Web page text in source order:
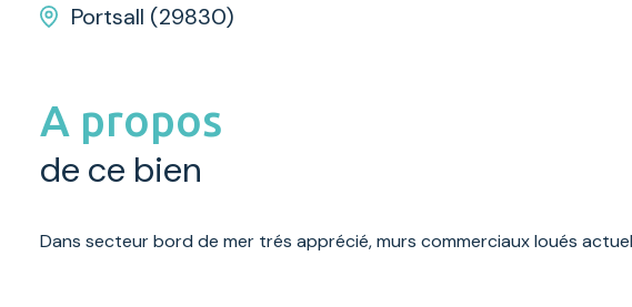
Portsall (29830)
A propos
de ce bien
Dans secteur bord de mer trés apprécié, murs commerciaux loués